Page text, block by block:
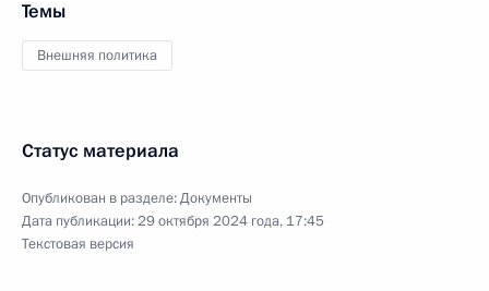
Темы
Внешняя политика
Статус материала
Опубликован в разделе:Документы
Дата публикации:29 октября 2024 года, 17:45
Текстовая версия